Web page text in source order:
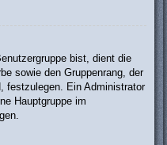
bist, dient die
sowie den Gruppenrang, der
festzulegen. Ein Administrator
Hauptgruppe im